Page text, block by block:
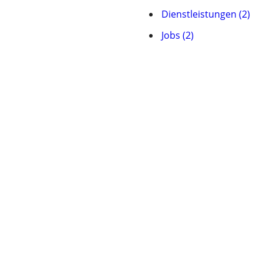
Dienstleistungen (2)
Jobs (2)